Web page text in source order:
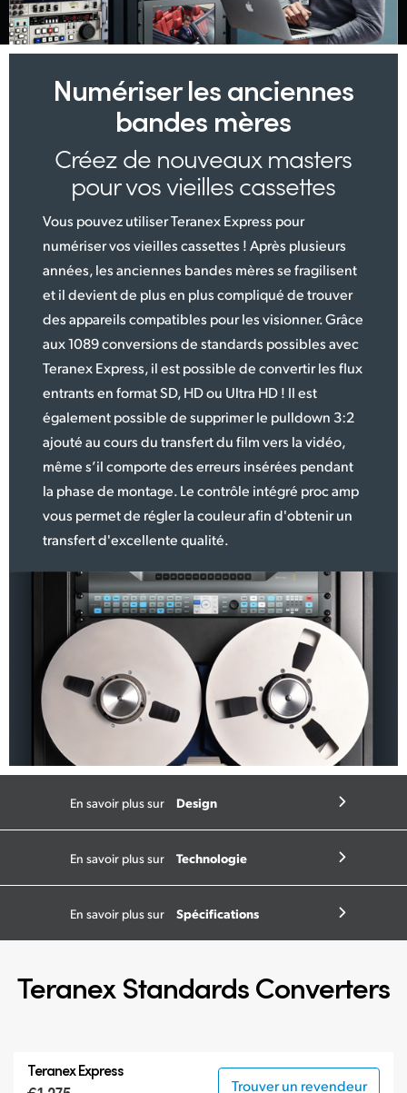
Numériser les anciennes
bandes mères
Créez de nouveaux masters
pour vos vieilles cassettes
Vous pouvez utiliser Teranex Express pour
numériser vos vieilles cassettes ! Après plusieurs
années, les anciennes bandes mères se fragilisent
et il devient de plus en plus compliqué de trouver
des appareils compatibles pour les visionner. Grâce
aux 1089 conversions de standards possibles avec
Teranex Express, il est possible de convertir les flux
entrants en format SD, HD ou Ultra HD ! Il est
également possible de supprimer le pulldown 3:2
ajouté au cours du transfert du film vers la vidéo,
même s’il comporte des erreurs insérées pendant
la phase de montage. Le contrôle intégré proc amp
vous permet de régler la couleur afin d'obtenir un
transfert d'excellente qualité.
En savoir plus sur Design
En savoir plus sur Technologie
En savoir plus sur Spécifications
Teranex Standards Converters
Teranex Express
Trouver un revendeur